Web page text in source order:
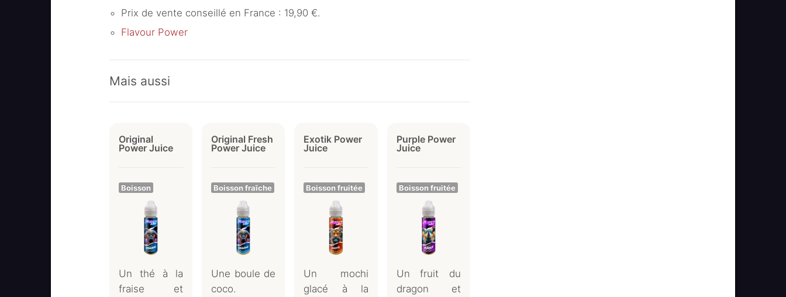
Prix de vente conseillé en France : 19,90 €.
Flavour Power
Mais aussi
Original
Power Juice
Boisson
Un thé à la
fraise et
Original Fresh
Power Juice
Boisson fraîche
Une boule de
coco.
Exotik Power
Juice
Boisson fruitée
Un mochi
glacé à la
Purple Power
Juice
Boisson fruitée
Un fruit du
dragon et